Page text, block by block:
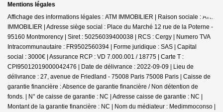
Mentions légales
Affichage des informations légales : ATM IMMOBILIER | Raison sociale : ATM
IMMOBILIER | Adresse siège social : Place du Marché 12 rue de la Poterne -
95160 Montmorency | Siret : 50256039400038 | RCS : Cergy | Numero TVA
Intracommunautaire : FR9502560394 | Forme juridique : SAS | Capital
social : 3000€ | Assurance RCP : VD 7.000.001 / 18775 | Carte T :
CPI95012019000042476 | Date de délivrance : 2022-09-09 | Lieu de
délivrance : 27, avenue de Friedland - 75008 Paris 75008 Paris | Caisse de
garantie financière : Absence de garantie financière / Non détention de
fonds. | N° de caisse de garantie : NC | Adresse caisse de garantie : NC |
Montant de la garantie financière : NC | Nom du médiateur : Medimmoconso |